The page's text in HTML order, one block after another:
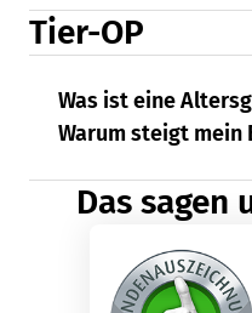
Tier-OP
Was ist eine
Warum steigt mein
Das sagen